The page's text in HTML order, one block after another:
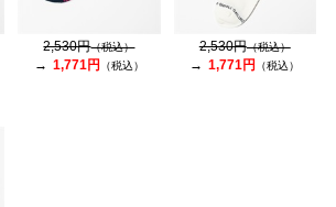
2,530円（税込）
1,771円 （税込）
2,530円（税込）
1,771円 （税込）